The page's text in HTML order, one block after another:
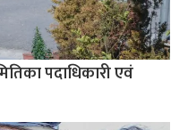
पदाधिकारी एवं